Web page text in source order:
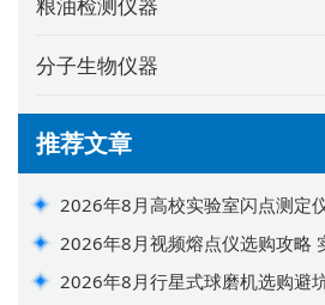
分子生物仪器
推荐文章
2026年8月高校实验室闪点测定
2026年8月视频熔点仪选购攻略
2026年8月行星式球磨机选购避